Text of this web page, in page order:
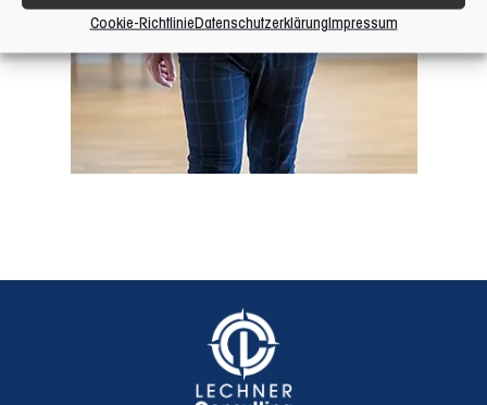
Cookie-Richtlinie Datenschutzerklärung Impressum